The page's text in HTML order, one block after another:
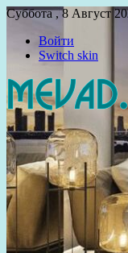
Суббота , 8 Август
Войти
Switch skin